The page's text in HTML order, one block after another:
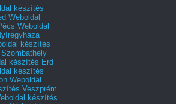
készítés
Weboldal
Weboldal
készítés
készítés Érd
készítés
Weboldal
Veszprém
készítés